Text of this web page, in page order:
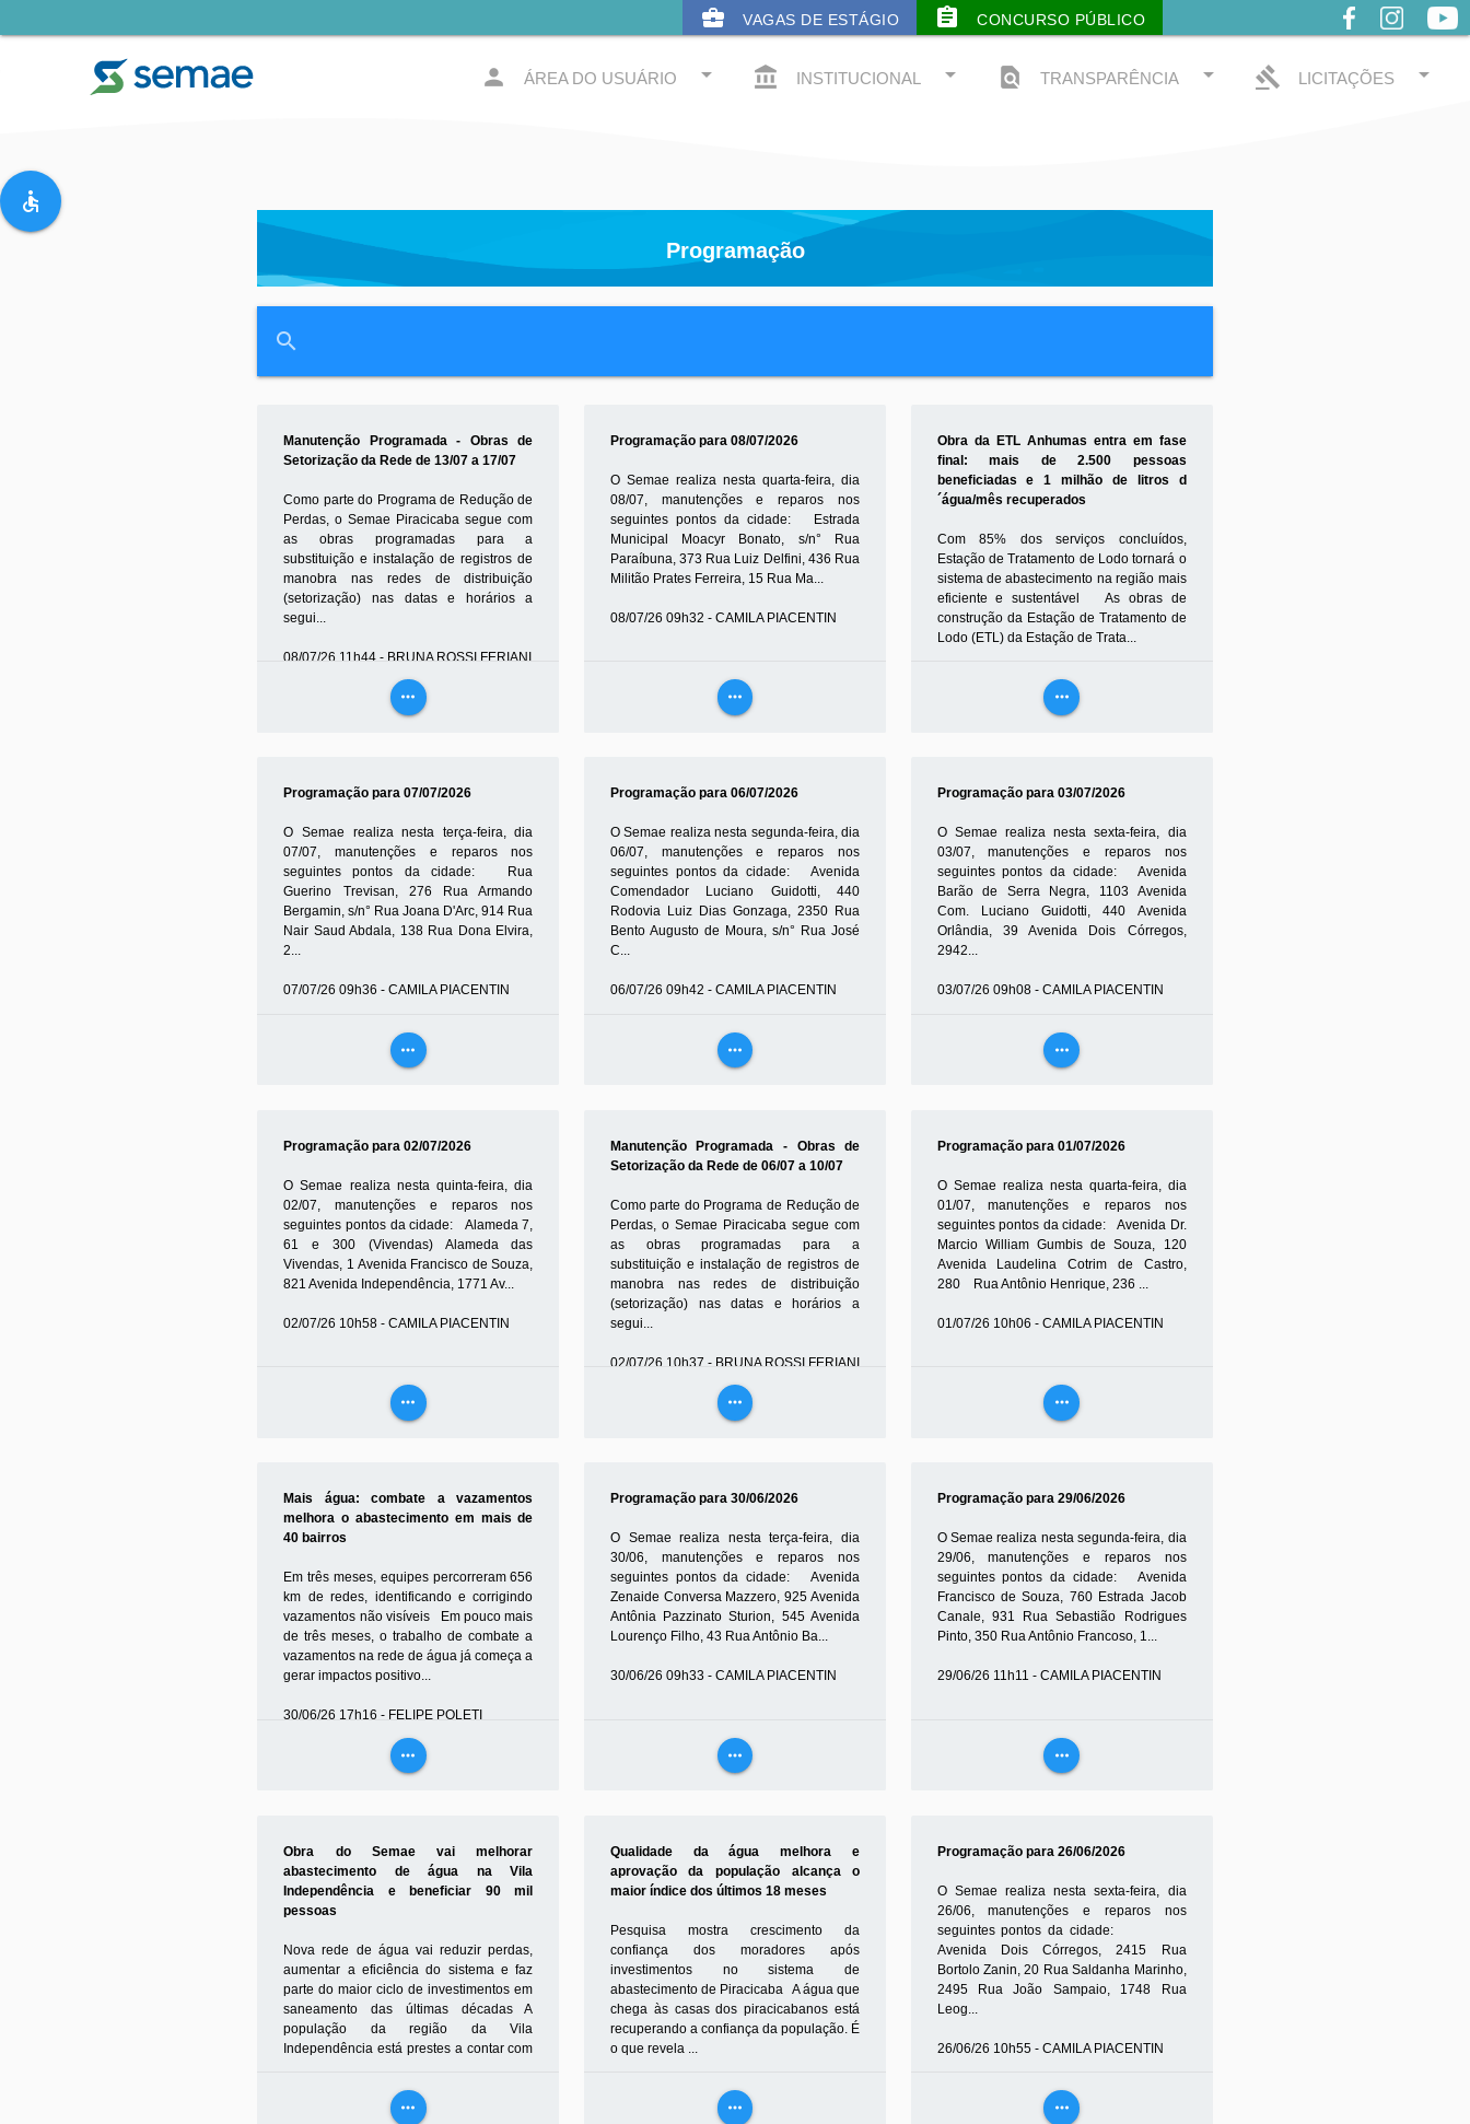
assignment CONCURSO PÚBLICO
business_center VAGAS DE ESTÁGIO
person ÁREA DO USUÁRIO arrow_drop_down account_balance INSTITUCIONAL arrow_drop_down find_in_page TRANSPARÊNCIA arrow_drop_down gavel LICITAÇÕES arrow_drop_down
accessible
Programação
search
Manutenção Programada - Obras de
Setorização da Rede de 13/07 a 17/07
Como parte do Programa de Redução de
Perdas, o Semae Piracicaba segue com
as obras programadas para a
substituição e instalação de registros de
manobra nas redes de distribuição
(setorização) nas datas e horários a
segui...
08/07/26 11h44 - BRUNA ROSSI FERIANI
more_horiz
Programação para 08/07/2026
O Semae realiza nesta quarta-feira, dia
08/07, manutenções e reparos nos
seguintes pontos da cidade: Estrada
Municipal Moacyr Bonato, s/n° Rua
Paraíbuna, 373 Rua Luiz Delfini, 436 Rua
Militão Prates Ferreira, 15 Rua Ma...
08/07/26 09h32 - CAMILA PIACENTIN
more_horiz
Obra da ETL Anhumas entra em fase
final: mais de 2.500 pessoas
beneficiadas e 1 milhão de litros d
´água/mês recuperados
Com 85% dos serviços concluídos,
Estação de Tratamento de Lodo tornará o
sistema de abastecimento na região mais
eficiente e sustentável As obras de
construção da Estação de Tratamento de
Lodo (ETL) da Estação de Trata...
07/07/26 12h48 - FELIPE POLETI
more_horiz
Programação para 07/07/2026
O Semae realiza nesta terça-feira, dia
07/07, manutenções e reparos nos
seguintes pontos da cidade: Rua
Guerino Trevisan, 276 Rua Armando
Bergamin, s/n° Rua Joana D'Arc, 914 Rua
Nair Saud Abdala, 138 Rua Dona Elvira,
2...
07/07/26 09h36 - CAMILA PIACENTIN
more_horiz
Programação para 06/07/2026
O Semae realiza nesta segunda-feira, dia
06/07, manutenções e reparos nos
seguintes pontos da cidade: Avenida
Comendador Luciano Guidotti, 440
Rodovia Luiz Dias Gonzaga, 2350 Rua
Bento Augusto de Moura, s/n° Rua José
C...
06/07/26 09h42 - CAMILA PIACENTIN
more_horiz
Programação para 03/07/2026
O Semae realiza nesta sexta-feira, dia
03/07, manutenções e reparos nos
seguintes pontos da cidade: Avenida
Barão de Serra Negra, 1103 Avenida
Com. Luciano Guidotti, 440 Avenida
Orlândia, 39 Avenida Dois Córregos,
2942...
03/07/26 09h08 - CAMILA PIACENTIN
more_horiz
Programação para 02/07/2026
O Semae realiza nesta quinta-feira, dia
02/07, manutenções e reparos nos
seguintes pontos da cidade: Alameda 7,
61 e 300 (Vivendas) Alameda das
Vivendas, 1 Avenida Francisco de Souza,
821 Avenida Independência, 1771 Av...
02/07/26 10h58 - CAMILA PIACENTIN
more_horiz
Manutenção Programada - Obras de
Setorização da Rede de 06/07 a 10/07
Como parte do Programa de Redução de
Perdas, o Semae Piracicaba segue com
as obras programadas para a
substituição e instalação de registros de
manobra nas redes de distribuição
(setorização) nas datas e horários a
segui...
02/07/26 10h37 - BRUNA ROSSI FERIANI
more_horiz
Programação para 01/07/2026
O Semae realiza nesta quarta-feira, dia
01/07, manutenções e reparos nos
seguintes pontos da cidade: Avenida Dr.
Marcio William Gumbis de Souza, 120
Avenida Laudelina Cotrim de Castro,
280 Rua Antônio Henrique, 236 ...
01/07/26 10h06 - CAMILA PIACENTIN
more_horiz
Mais água: combate a vazamentos
melhora o abastecimento em mais de
40 bairros
Em três meses, equipes percorreram 656
km de redes, identificando e corrigindo
vazamentos não visíveis Em pouco mais
de três meses, o trabalho de combate a
vazamentos na rede de água já começa a
gerar impactos positivo...
30/06/26 17h16 - FELIPE POLETI
more_horiz
Programação para 30/06/2026
O Semae realiza nesta terça-feira, dia
30/06, manutenções e reparos nos
seguintes pontos da cidade: Avenida
Zenaide Conversa Mazzero, 925 Avenida
Antônia Pazzinato Sturion, 545 Avenida
Lourenço Filho, 43 Rua Antônio Ba...
30/06/26 09h33 - CAMILA PIACENTIN
more_horiz
Programação para 29/06/2026
O Semae realiza nesta segunda-feira, dia
29/06, manutenções e reparos nos
seguintes pontos da cidade: Avenida
Francisco de Souza, 760 Estrada Jacob
Canale, 931 Rua Sebastião Rodrigues
Pinto, 350 Rua Antônio Francoso, 1...
29/06/26 11h11 - CAMILA PIACENTIN
more_horiz
Obra do Semae vai melhorar
abastecimento de água na Vila
Independência e beneficiar 90 mil
pessoas
Nova rede de água vai reduzir perdas,
aumentar a eficiência do sistema e faz
parte do maior ciclo de investimentos em
saneamento das últimas décadas A
população da região da Vila
Independência está prestes a contar com
26/06/26 17h27 - FELIPE POLETI
more_horiz
Qualidade da água melhora e
aprovação da população alcança o
maior índice dos últimos 18 meses
Pesquisa mostra crescimento da
confiança dos moradores após
investimentos no sistema de
abastecimento de Piracicaba A água que
chega às casas dos piracicabanos está
recuperando a confiança da população. É
o que revela ...
26/06/26 15h41 - FELIPE POLETI
more_horiz
Programação para 26/06/2026
O Semae realiza nesta sexta-feira, dia
26/06, manutenções e reparos nos
seguintes pontos da cidade:
Avenida Dois Córregos, 2415 Rua
Bortolo Zanin, 20 Rua Saldanha Marinho,
2495 Rua João Sampaio, 1748 Rua
Leog...
26/06/26 10h55 - CAMILA PIACENTIN
more_horiz